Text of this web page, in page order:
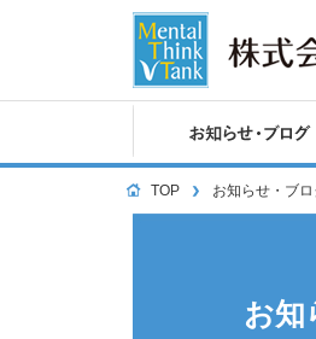
TOP お知らせ・ブ
お知